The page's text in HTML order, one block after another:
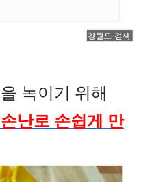
녹이기 위해
난로 손쉽게 만